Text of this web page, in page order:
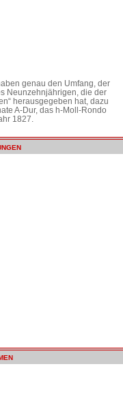
genau den Umfang, der
Neunzehnjährigen, die der
herausgegeben hat, dazu
A-Dur, das h-Moll-Rondo
1827.